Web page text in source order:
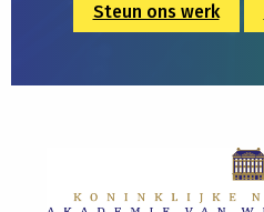
Steun ons werk